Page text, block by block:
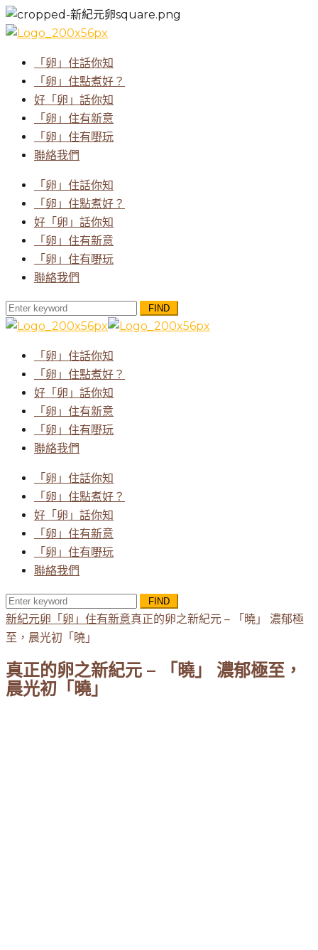
「卵」住話你知
「卵」住點煮好？
好「卵」話你知
「卵」住有新意
「卵」住有嘢玩
聯絡我們
「卵」住話你知
「卵」住點煮好？
好「卵」話你知
「卵」住有新意
「卵」住有嘢玩
聯絡我們
Search
for:
「卵」住話你知
「卵」住點煮好？
好「卵」話你知
「卵」住有新意
「卵」住有嘢玩
聯絡我們
「卵」住話你知
「卵」住點煮好？
好「卵」話你知
「卵」住有新意
「卵」住有嘢玩
聯絡我們
Search
for:
新紀元卵 「卵」住有新意真正的卵之新紀元 – 「曉」 濃郁極
至，晨光初「曉」
真正的卵之新紀元 – 「曉」 濃郁極至，
晨光初「曉」